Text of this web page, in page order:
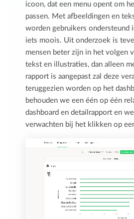
icoon, dat een menu opent om
passen. Met afbeeldingen en
worden gebruikers ondersteund
iets moois. Uit onderzoek is
mensen beter zijn in het volgen
tekst en illustraties, dan alleen
rapport is aangepast zal deze
teruggezien worden op het
behouden we een één op één
dashboard en detailrapport en
verwachten bij het klikken op